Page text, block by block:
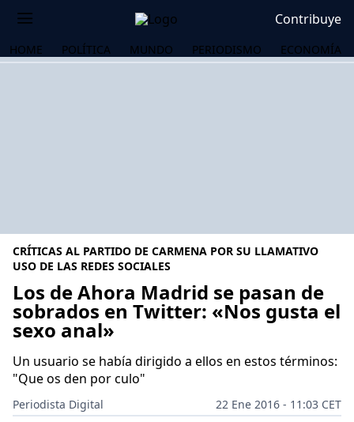
Contribuye
HOME POLÍTICA MUNDO PERIODISMO ECONOMÍA
CRÍTICAS AL PARTIDO DE CARMENA POR SU LLAMATIVO
USO DE LAS REDES SOCIALES
Los de Ahora Madrid se pasan de
sobrados en Twitter: «Nos gusta el
sexo anal»
Un usuario se había dirigido a ellos en estos términos:
"Que os den por culo"
Periodista Digital
22 Ene 2016 - 11:03 CET